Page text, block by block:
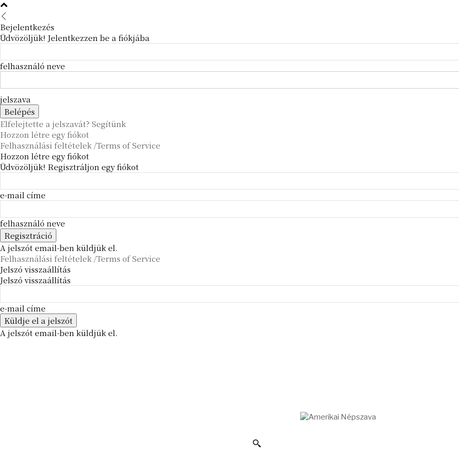
Bejelentkezés
Üdvözöljük! Jelentkezzen be a fiókjába
felhasználó neve
jelszava
Elfelejtette a jelszavát? Segítünk
Hozzon létre egy fiókot
Felhasználási feltételek /Terms of Service
Hozzon létre egy fiókot
Üdvözöljük! Regisztráljon egy fiókot
e-mail címe
felhasználó neve
A jelszót email-ben küldjük el.
Felhasználási feltételek /Terms of Service
Jelszó visszaállítás
Jelszó visszaállítás
e-mail címe
A jelszót email-ben küldjük el.